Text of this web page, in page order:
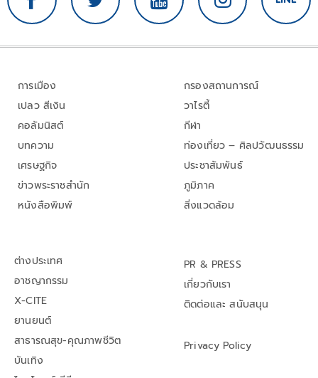
การเมือง
เปลว สีเงิน
คอลัมนิสต์
บทความ
เศรษฐกิจ
ข่าวพระราชสำนัก
หนังสือพิมพ์
กรองสถานการณ์
วาไรตี้
กีฬา
ท่องเที่ยว – ศิลปวัฒนธรรม
ประชาสัมพันธ์
ภูมิภาค
สิ่งแวดล้อม
ต่างประเทศ
อาชญากรรม
X-CITE
ยานยนต์
สาธารณสุข-คุณภาพชีวิต
บันเทิง
PR & PRESS
เกี่ยวกับเรา
ติดต่อและ สนับสนุน
Privacy Policy